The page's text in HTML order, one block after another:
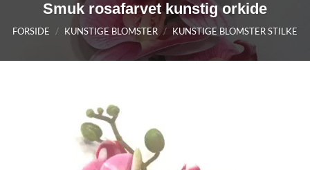
Smuk rosafarvet kunstig orkide
FORSIDE / KUNSTIGE BLOMSTER / KUNSTIGE BLOMSTER STILKE